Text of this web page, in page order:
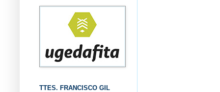
TTES. FRANCISCO GIL